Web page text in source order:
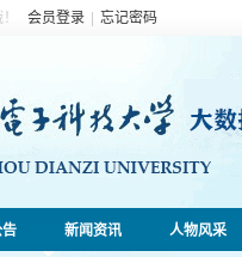
会员登录 忘记密码
新闻资讯 人物风采